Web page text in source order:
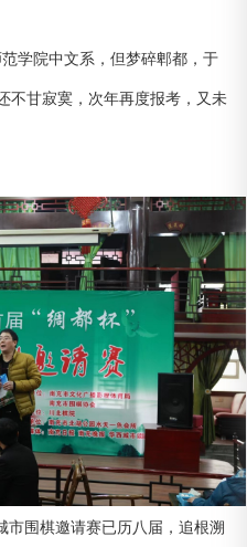
学院中文系，但梦碎郫都，于
不甘寂寞，次年再度报考，又未
市围棋邀请赛已历八届，追根溯